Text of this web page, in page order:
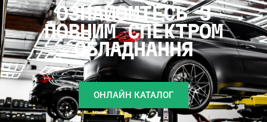
ОЗНАЙОМТЕСЬ З
ПОВНИМ СПЕКТРОМ
ОБЛАДНАННЯ
ОНЛАЙН КАТАЛОГ